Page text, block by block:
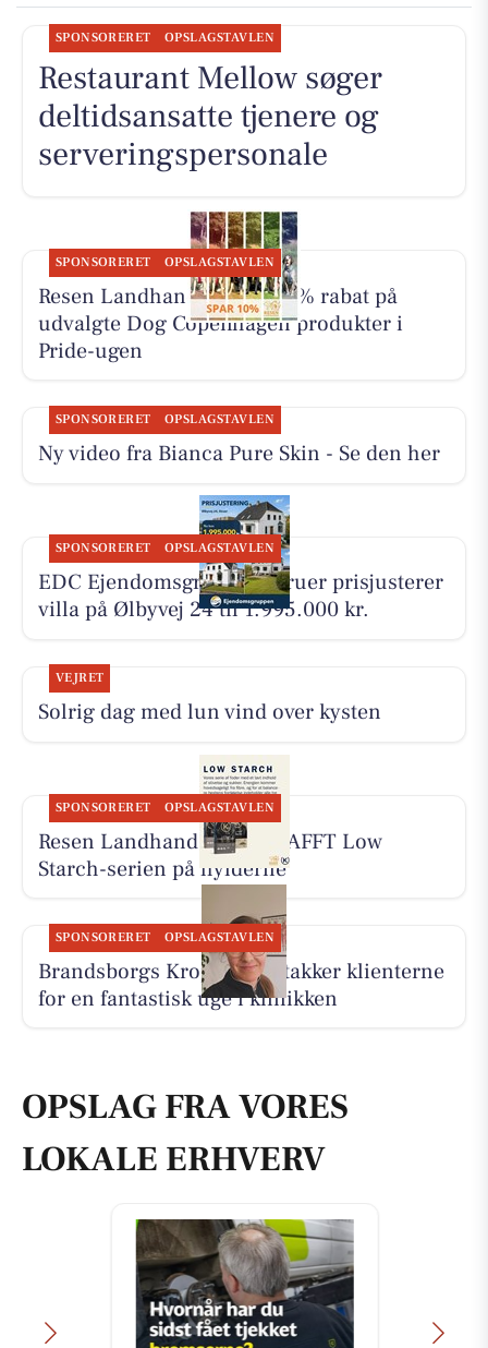
SPONSORERET OPSLAGSTAVLEN
Restaurant Mellow søger
deltidsansatte tjenere og
serveringspersonale
SPONSORERET OPSLAGSTAVLEN
Resen Landhandel giver 10% rabat på
udvalgte Dog Copenhagen produkter i
Pride-ugen
SPONSORERET OPSLAGSTAVLEN
Ny video fra Bianca Pure Skin - Se den her
SPONSORERET OPSLAGSTAVLEN
EDC Ejen­doms­grup­pen Struer prisjusterer
villa på Ølbyvej 24 til 1.995.000 kr.
VEJRET
Solrig dag med lun vind over kysten
SPONSORERET OPSLAGSTAVLEN
Resen Landhandel har KRAFFT Low
Starch-serien på hylderne
SPONSORERET OPSLAGSTAVLEN
Brandsborgs Kropsterapi takker klienterne
for en fantastisk uge i klinikken
OPSLAG FRA VORES
LOKALE ERHVERV